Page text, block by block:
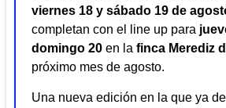
viernes 18 y sábado 19 de
completan con el line up para
domingo 20 en la finca Merediz
próximo mes de agosto.
Una nueva edición en la que ya